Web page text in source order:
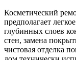
Косметический
предполагает
глубинных слоев
стен, замена
чистовая отделка